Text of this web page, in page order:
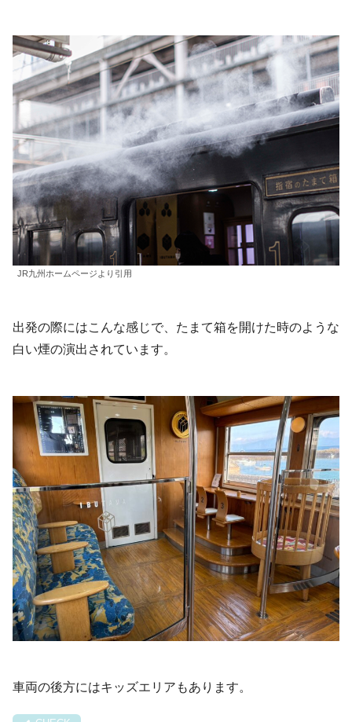
JR九州ホームページより引用
出発の際にはこんな感じで、たまて箱を開けた時のような
白い煙の演出されています。
車両の後方にはキッズエリアもあります。